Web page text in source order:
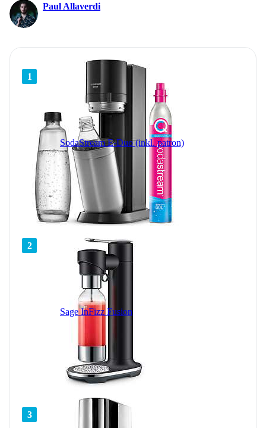
Paul Allaverdi
1
SodaStream E-Duo (inkl. patron)
2
Sage InFizz Fusion
3